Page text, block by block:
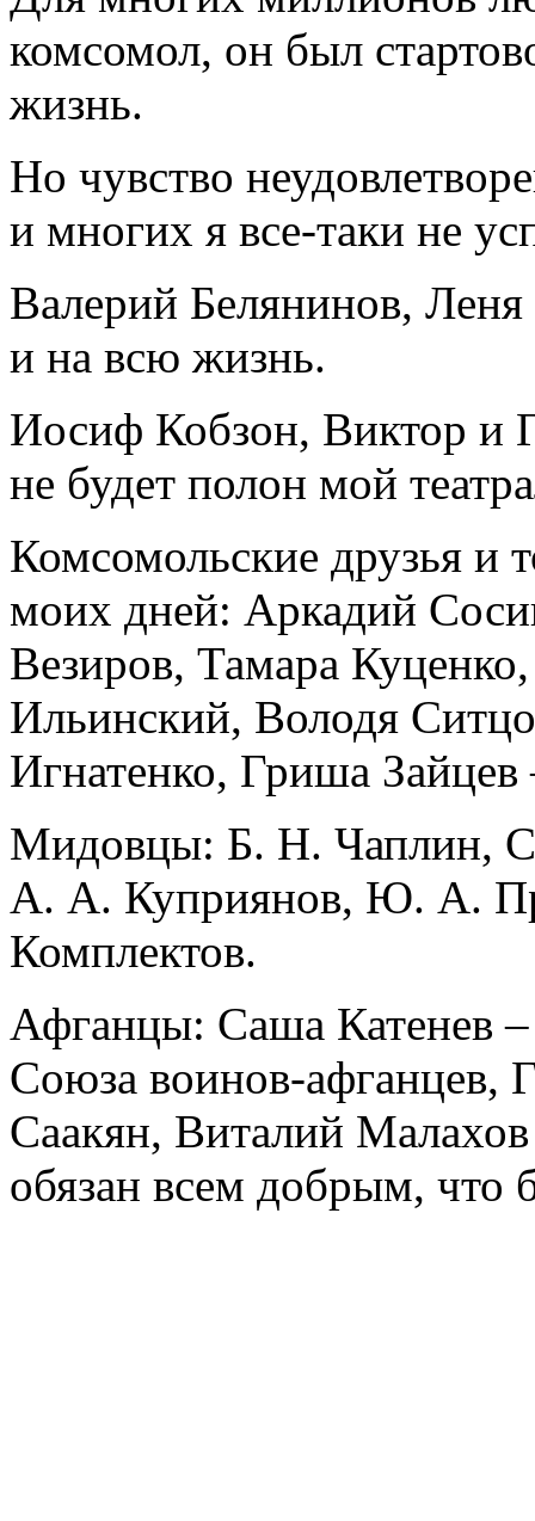
комсомол, он был
жизнь.
Но чувство
и многих я все-таки не
Валерий Белянинов, Леня
и на всю жизнь.
Иосиф Кобзон, Виктор и
не будет полон мой
Комсомольские друзья и
моих дней: Аркадий
Везиров, Тамара
Ильинский, Володя
Игнатенко, Гриша Зайцев
Мидовцы: Б. Н. Чаплин,
А. А. Куприянов, Ю. А.
Комплектов.
Афганцы: Саша Катенев
Союза воинов-афганцев,
Саакян, Виталий
обязан всем добрым, что